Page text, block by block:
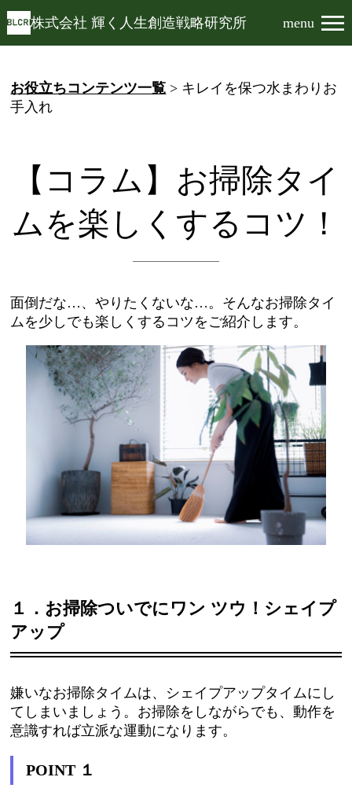
株式会社 輝く人生創造戦略研究所 menu
お役立ちコンテンツ一覧 > キレイを保つ水まわりお
手入れ
【コラム】お掃除タイ
ムを楽しくするコツ！
面倒だな…、やりたくないな…。そんなお掃除タイ
ムを少しでも楽しくするコツをご紹介します。
１．お掃除ついでにワン ツウ！シェイプ
アップ
嫌いなお掃除タイムは、シェイプアップタイムにし
てしまいましょう。お掃除をしながらでも、動作を
意識すれば立派な運動になります。
POINT １